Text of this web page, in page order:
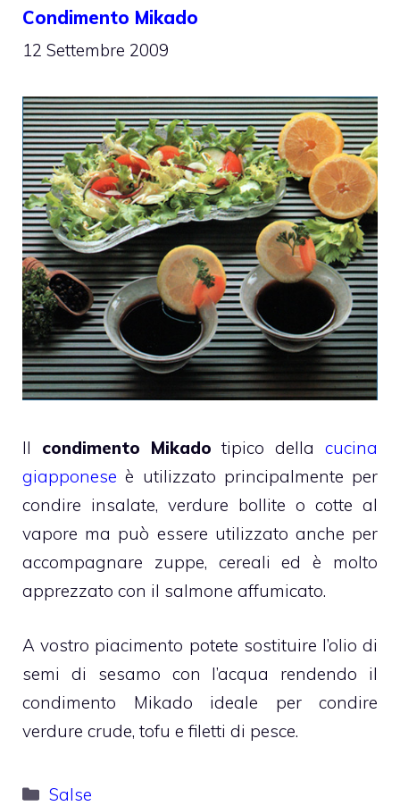
Condimento Mikado
12 Settembre 2009
Il condimento Mikado tipico dellacucina
giapponese è utilizzato principalmente per
condire insalate, verdure bollite o cotte al
vapore ma può essere utilizzato anche per
accompagnare zuppe, cereali ed è molto
apprezzato con il salmone affumicato.
A vostro piacimento potete sostituire l’olio di
semi di sesamo con l’acqua rendendo il
condimento Mikado ideale per condire
verdure crude, tofu e filetti di pesce.
Categorie
Salse